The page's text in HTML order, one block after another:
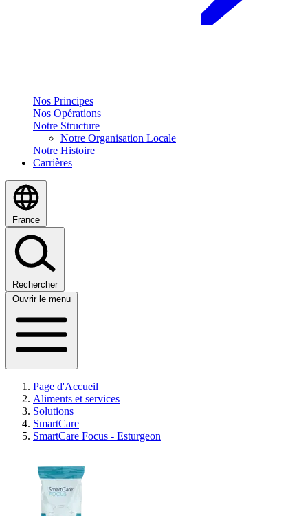
Nos Principes
Nos Opérations
Notre Structure
Notre Organisation Locale
Notre Histoire
Carrières
France
Rechercher
Ouvrir le menu
Page d'Accueil
Aliments et services
Solutions
SmartCare
SmartCare Focus - Esturgeon